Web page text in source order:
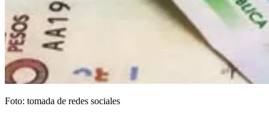
Foto: tomada de redes sociales